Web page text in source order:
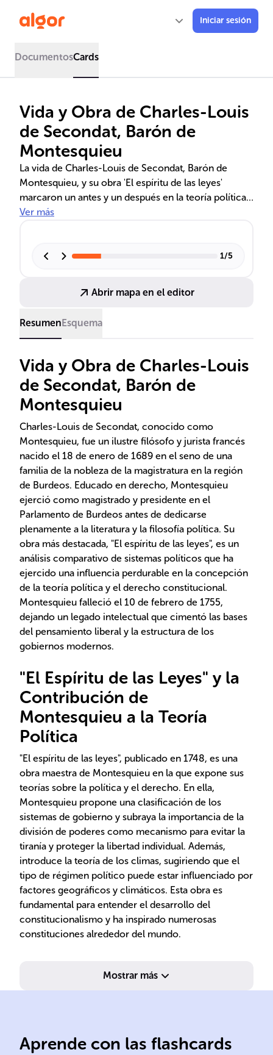
Iniciar sesión
DocumentosCards
Vida y Obra de Charles-Louis
de Secondat, Barón de
Montesquieu
La vida de Charles-Louis de Secondat, Barón de
Montesquieu, y su obra 'El espíritu de las leyes'
marcaron un antes y un después en la teoría política.
Este filósofo francés propuso la división de poderes y
y la estructura de los gobiernos modernos. Su
constitucionalismo actual.
Ver más
1/5
Abrir mapa en el editor
ResumenEsquema
Vida y Obra de Charles-Louis
de Secondat, Barón de
Montesquieu
Charles-Louis de Secondat, conocido como
Montesquieu, fue un ilustre filósofo y jurista francés
nacido el 18 de enero de 1689 en el seno de una
familia de la nobleza de la magistratura en la región
de Burdeos. Educado en derecho, Montesquieu
ejerció como magistrado y presidente en el
Parlamento de Burdeos antes de dedicarse
plenamente a la literatura y la filosofía política. Su
obra más destacada, "El espíritu de las leyes", es un
análisis comparativo de sistemas políticos que ha
ejercido una influencia perdurable en la concepción
de la teoría política y el derecho constitucional.
Montesquieu falleció el 10 de febrero de 1755,
dejando un legado intelectual que cimentó las bases
del pensamiento liberal y la estructura de los
gobiernos modernos.
"El Espíritu de las Leyes" y la
Contribución de
Montesquieu a la Teoría
Política
"El espíritu de las leyes", publicado en 1748, es una
obra maestra de Montesquieu en la que expone sus
teorías sobre la política y el derecho. En ella,
Montesquieu propone una clasificación de los
sistemas de gobierno y subraya la importancia de la
división de poderes como mecanismo para evitar la
tiranía y proteger la libertad individual. Además,
introduce la teoría de los climas, sugiriendo que el
tipo de régimen político puede estar influenciado por
factores geográficos y climáticos. Esta obra es
fundamental para entender el desarrollo del
constitucionalismo y ha inspirado numerosas
constituciones alrededor del mundo.
Mostrar más
Aprende con las flashcards